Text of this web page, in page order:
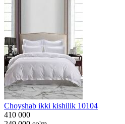
Choyshab ikki kishilik 10104
410 000